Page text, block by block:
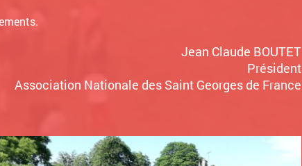
Jean Claude BOUTET
Président
Association Nationale des Saint Georges de France